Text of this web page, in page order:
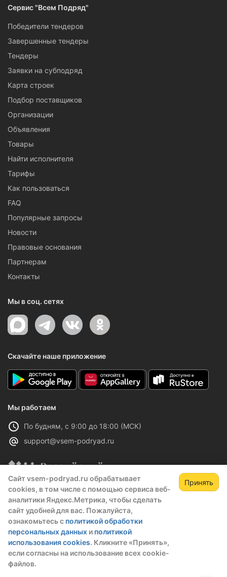
Сайт vsem-podryad.ru обрабатывает
cookies, в том числе с помощью сервиса веб-
аналитики Яндекс.Метрика, чтобы сделать
сайт удобней для вас. Пожалуйста,
ознакомьтесь с политикой обработки
персональных данных и политикой
использования cookies. Кликните «Принять»,
если согласны на использование всех cookie-
файлов.
Принять
Сервис "Всем Подряд"
Победители тендеров
Завершенные тендеры
Тендеры
Заявки на субподряд
Карта строек
Подбор поставщиков
Организации
Объявления
Товары
Найти исполнителя
Тарифы
Как пользоваться
FAQ
Популярные запросы
Новости
Правовые основания
Партнерам
Контакты
Мы в соц. сетях
Скачайте наше приложение
Мы работаем
По будням, с 9:00 до 18:00 (МСК)
support@vsem-podryad.ru
Платформа Всем Подряд включена в реестр
отечественного ПО
Реестровая запись №32021 от 06.02.2026
Политика конфиденциальности
Оферта